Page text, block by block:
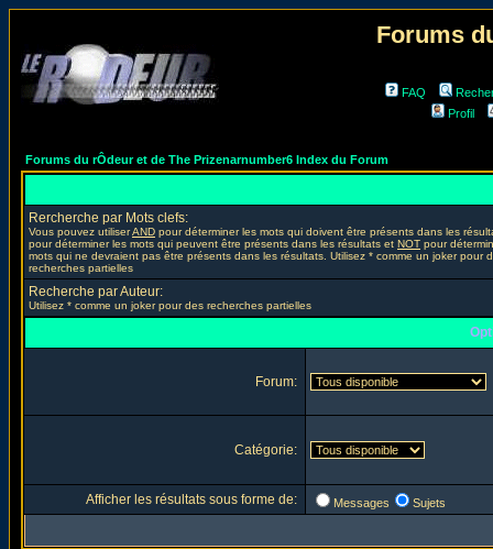
Forums
FAQ
Profil
Forums du rÔdeur et de The Prizenarnumber6 Index du Forum
Rercherche par Mots clefs:
Vous pouvez utiliserAND pour déterminer les mots qui doivent être présents dans les
pour déterminer les mots qui peuvent être présents dans les résultats et NOT pour
mots qui ne devraient pas être présents dans les résultats. Utilisez * comme un joker pour
recherches partielles
Recherche par Auteur:
Utilisez * comme un joker pour des recherches partielles
Forum:
Catégorie:
Afficher les résultats sous forme de: Messages Sujets